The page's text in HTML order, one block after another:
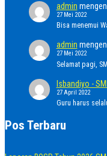
admin
27 Mei 2022
Bisa menemui
admin
27 Mei 2022
Selamat pagi,
Isbandiyo -
27 April 2022
Guru harus
Pos Terbaru